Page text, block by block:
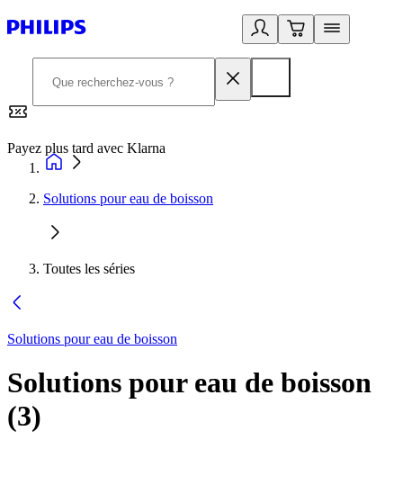
Payez plus tard avec Klarna
Solutions pour eau de boisson
Toutes les séries
Solutions pour eau de boisson
Solutions pour eau de boisson
(3)